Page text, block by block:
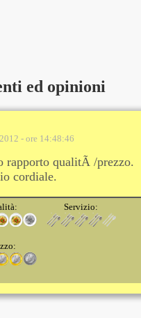
ed opinioni
- ore 14:48:46
rapporto qualitÃ /prezzo.
cordiale.
Servizio: